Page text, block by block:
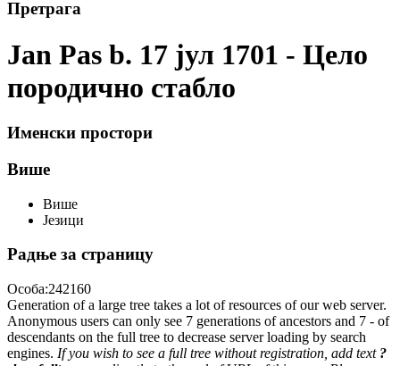
Претрага
Jan Pas b. 17 јул 1701 - Цело
породично стабло
Именски простори
Више
Више
Језици
Радње за страницу
Особа:242160
Generation of a large tree takes a lot of resources of our web server.
Anonymous users can only see 7 generations of ancestors and 7 - of
descendants on the full tree to decrease server loading by search
engines. If you wish to see a full tree without registration, add text ?